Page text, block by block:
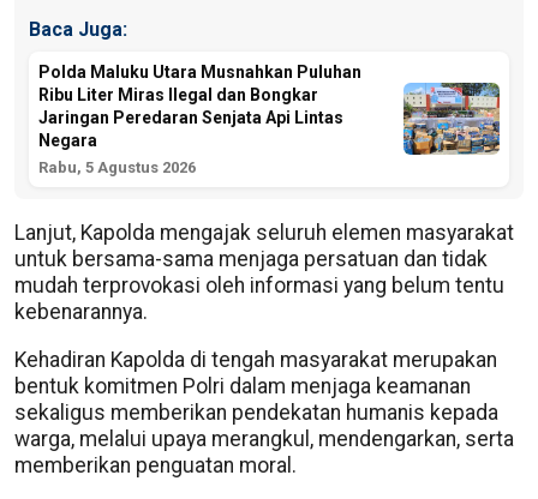
Baca Juga:
Polda Maluku Utara Musnahkan Puluhan
Ribu Liter Miras Ilegal dan Bongkar
Jaringan Peredaran Senjata Api Lintas
Negara
Rabu, 5 Agustus 2026
Lanjut, Kapolda mengajak seluruh elemen masyarakat
untuk bersama-sama menjaga persatuan dan tidak
mudah terprovokasi oleh informasi yang belum tentu
kebenarannya.
Kehadiran Kapolda di tengah masyarakat merupakan
bentuk komitmen Polri dalam menjaga keamanan
sekaligus memberikan pendekatan humanis kepada
warga, melalui upaya merangkul, mendengarkan, serta
memberikan penguatan moral.